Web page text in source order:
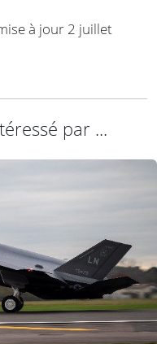
à jour 2 juillet
par ...